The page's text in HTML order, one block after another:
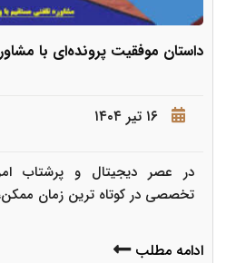
داستان موفقیت پرونده‌ای با مشاوره ۵ دقیقه‌ای
۱۶ تیر ۱۴۰۴
در عصر دیجیتال و پرشتاب
تخصصی در کوتاه ترین زمان
ادامه مطلب